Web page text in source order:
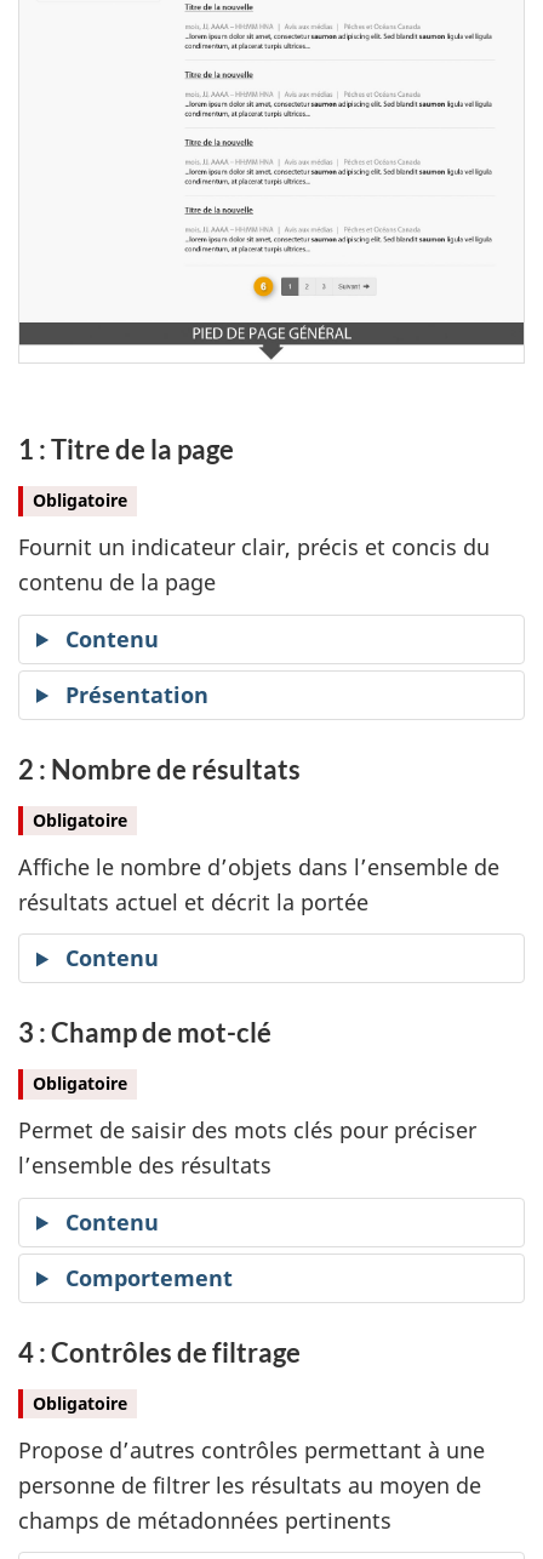
1 : Titre de la page
Obligatoire
Fournit un indicateur clair, précis et concis du
contenu de la page
Contenu
Présentation
2 : Nombre de résultats
Obligatoire
Affiche le nombre d’objets dans l’ensemble de
résultats actuel et décrit la portée
Contenu
3 : Champ de mot-clé
Obligatoire
Permet de saisir des mots clés pour préciser
l’ensemble des résultats
Contenu
Comportement
4 : Contrôles de filtrage
Obligatoire
Propose d’autres contrôles permettant à une
personne de filtrer les résultats au moyen de
champs de métadonnées pertinents